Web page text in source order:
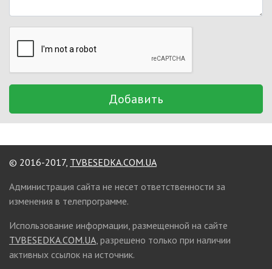
Добавить
© 2016-2017, TVBESEDKA.COM.UA
Администрация сайта не несет ответственности за
изменения в телепрограмме.
Использование информации, размещенной на сайте
TVBESEDKA.COM.UA , разрешено только при наличии
активных ссылок на источник.